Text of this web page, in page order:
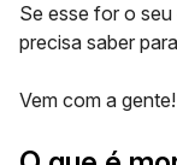
Se esse for o
precisa saber
Vem com a gente!